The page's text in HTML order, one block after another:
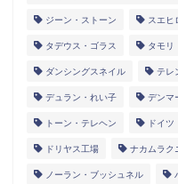
ジーン・ストーン スエヒ
タデウス・ゴラス タモリ
ダンシングスネイル テレ
デュラン・れい子 デンマ
トーン・テレヘン ドイツ
ドリヤス工場 ナカムラク
ノーラン・ブッシュネル